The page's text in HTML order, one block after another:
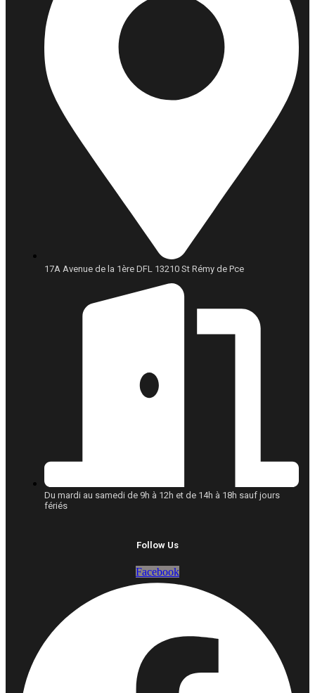
17A Avenue de la 1ère DFL 13210 St Rémy de Pce
Du mardi au samedi de 9h à 12h et de 14h à 18h sauf jours
fériés
Follow Us
Facebook